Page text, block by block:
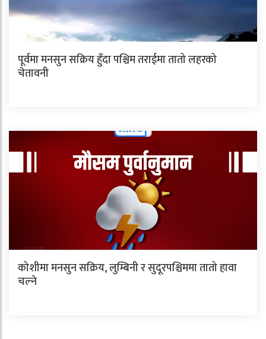
पूर्वमा मनसुन सक्रिय हुँदा पश्चिम तराईमा तातो लहरको
चेतावनी
कोशीमा मनसुन सक्रिय, लुम्बिनी र सुदूरपश्चिममा तातो हावा
चल्ने